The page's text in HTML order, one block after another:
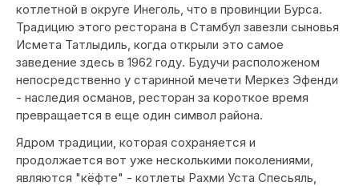
котлетной в округе Инеголь, что в провинции Бурса.
Традицию этого ресторана в Стамбул завезли сыновья
Исмета Татлыдиль, когда открыли это самое
заведение здесь в 1962 году. Будучи расположеном
непосредственно у старинной мечети Меркез Эфенди
- наследия османов, ресторан за короткое время
превращается в еще один символ района.
Ядром традиции, которая сохраняется и
продолжается вот уже несколькими поколениями,
являются "кёфте" - котлеты Рахми Уста Спесьяль,